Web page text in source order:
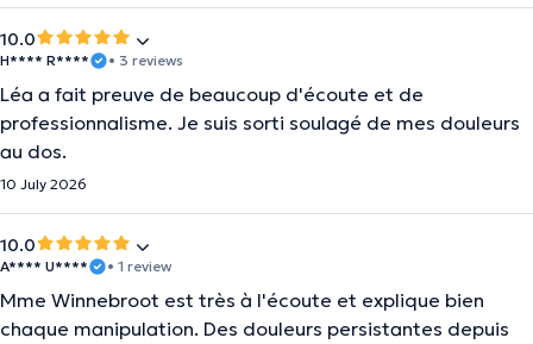
10.0
H**** R**** • 3 reviews
Léa a fait preuve de beaucoup d'écoute et de
professionnalisme. Je suis sorti soulagé de mes douleurs
au dos.
10 July 2026
10.0
A**** U**** • 1 review
Mme Winnebroot est très à l'écoute et explique bien
chaque manipulation. Des douleurs persistantes depuis